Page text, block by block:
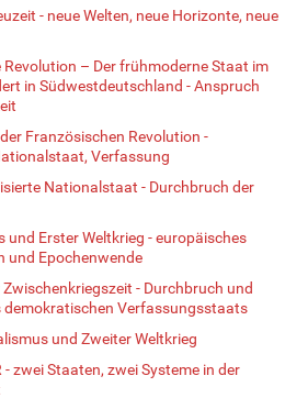
- neue Welten, neue Horizonte, neue
Revolution – Der frühmoderne Staat im
in Südwestdeutschland - Anspruch
Französischen Revolution -
Verfassung
Nationalstaat - Durchbruch der
und Erster Weltkrieg - europäisches
und Epochenwende
Zwischenkriegszeit - Durchbruch und
demokratischen Verfassungsstaats
und Zweiter Weltkrieg
- zwei Staaten, zwei Systeme in der